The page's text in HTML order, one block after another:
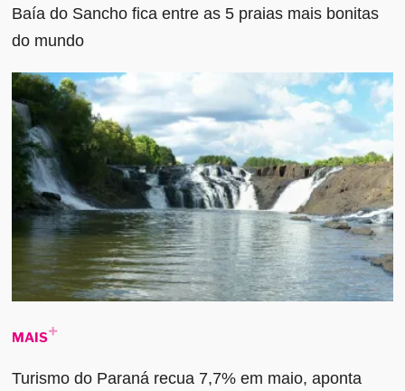
Baía do Sancho fica entre as 5 praias mais bonitas
do mundo
MAIS
Turismo do Paraná recua 7,7% em maio, aponta